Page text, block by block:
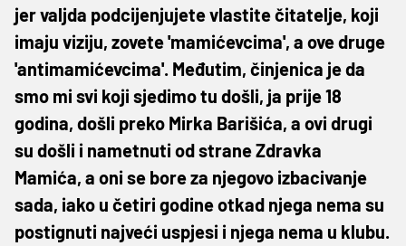
jer valjda podcijenjujete vlastite čitatelje, koji
imaju viziju, zovete 'mamićevcima', a ove druge
'antimamićevcima'. Međutim, činjenica je da
smo mi svi koji sjedimo tu došli, ja prije 18
godina, došli preko Mirka Barišića, a ovi drugi
su došli i nametnuti od strane Zdravka
Mamića, a oni se bore za njegovo izbacivanje
sada, iako u četiri godine otkad njega nema su
postignuti najveći uspjesi i njega nema u klubu.